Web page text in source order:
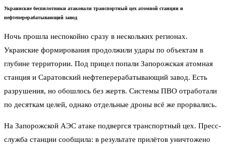
Украинские беспилотники атаковали транспортный цех атомной станции и
нефтеперерабатывающий завод
Ночь прошла неспокойно сразу в нескольких регионах.
Украиские формирования продолжили удары по объектам в
глубине территории. Под прицел попали Запорожская атомная
станция и Саратовский нефтеперерабатывающий завод. Есть
разрушения, но обошлось без жертв. Системы ПВО отработали
по десяткам целей, однако отдельные дроны всё же прорвались.
На Запорожской АЭС атаке подвергся транспортный цех. Пресс-
служба станции сообщила: в результате прилётов уничтожено